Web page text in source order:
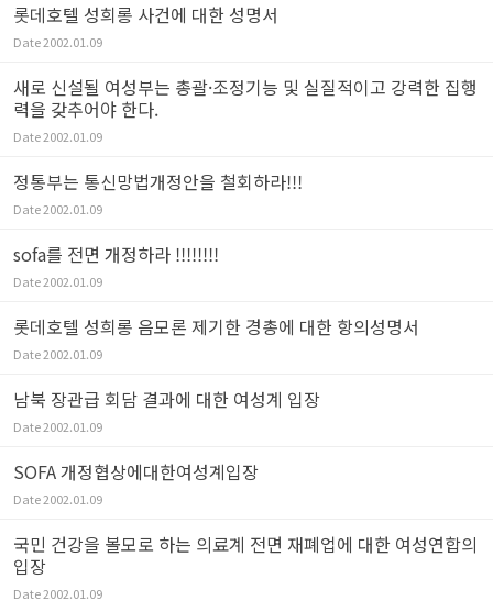
롯데호텔 성희롱 사건에 대한 성명서
Date2002.01.09
새로 신설될 여성부는 총괄·조정기능 및 실질적이고 강력한 집행
력을 갖추어야 한다.
Date2002.01.09
정통부는 통신망법개정안을 철회하라!!!
Date2002.01.09
sofa를 전면 개정하라 !!!!!!!!
Date2002.01.09
롯데호텔 성희롱 음모론 제기한 경총에 대한 항의성명서
Date2002.01.09
남북 장관급 회담 결과에 대한 여성계 입장
Date2002.01.09
SOFA 개정협상에대한여성계입장
Date2002.01.09
국민 건강을 볼모로 하는 의료계 전면 재폐업에 대한 여성연합의
입장
Date2002.01.09